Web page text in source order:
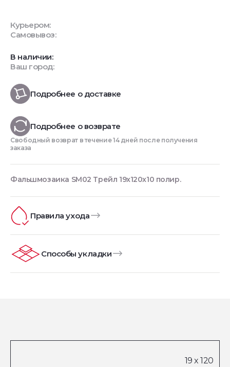
Курьером:
Самовывоз:
В наличии:
Ваш город:
Подробнее о доставке
Подробнее о возврате
Свободный возврат в течение 14 дней после получения
заказа
Фальшмозаика SM02 Трейл 19x120x10 полир.
Правила ухода
Способы укладки